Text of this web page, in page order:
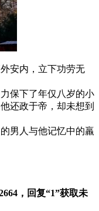
安内，立下功劳无
保下了年仅八岁的小
还政于帝，却未想到
男人与他记忆中的羸
，回复“1”获取未